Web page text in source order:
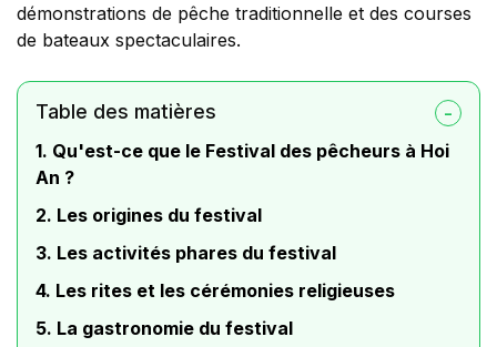
démonstrations de pêche traditionnelle et des courses
de bateaux spectaculaires.
Table des matières
1. Qu'est-ce que le Festival des pêcheurs à Hoi
An ?
2. Les origines du festival
3. Les activités phares du festival
4. Les rites et les cérémonies religieuses
5. La gastronomie du festival